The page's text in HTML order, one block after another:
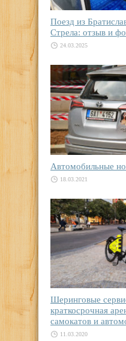
Поезд из
Стрела: отзыв и
24.03.2025
Автомобильные
18.03.2021
Шеринговые
краткосрочная
самокатов и
11.03.2020